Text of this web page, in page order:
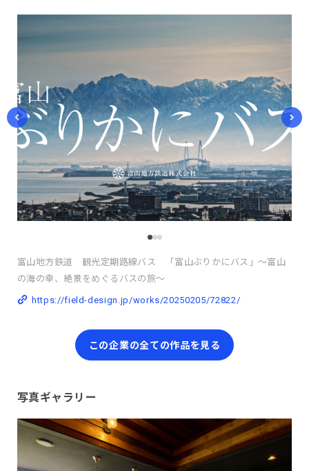
富山地方鉄道 観光定期路線バス 「富山ぶりかにバス」～富山
の海の幸、絶景をめぐるバスの旅～
https://field-design.jp/works/20250205/72822/
この企業の全ての作品を見る
写真ギャラリー